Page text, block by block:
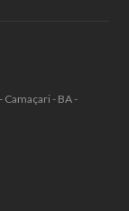
Camaçari - BA -